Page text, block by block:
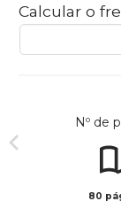
Calcular o
Nº de
80